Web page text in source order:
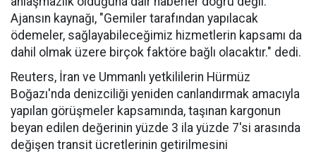
Ajansın kaynağı, "Gemiler tarafından yapılacak
ödemeler, sağlayabileceğimiz hizmetlerin kapsamı da
dahil olmak üzere birçok faktöre bağlı olacaktır." dedi.
Reuters, İran ve Ummanlı yetkililerin Hürmüz
Boğazı'nda denizciliği yeniden canlandırmak amacıyla
yapılan görüşmeler kapsamında, taşınan kargonun
beyan edilen değerinin yüzde 3 ila yüzde 7'si arasında
değişen transit ücretlerinin getirilmesini